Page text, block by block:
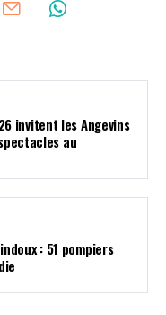
invitent les Angevins
au
: 51 pompiers